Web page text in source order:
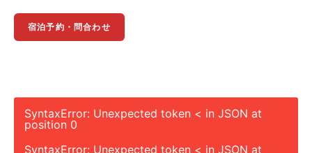
宿泊予約・問合わせ
SyntaxError: Unexpected token < in JSON at
position 0
SyntaxError: Unexpected token < in JSON at